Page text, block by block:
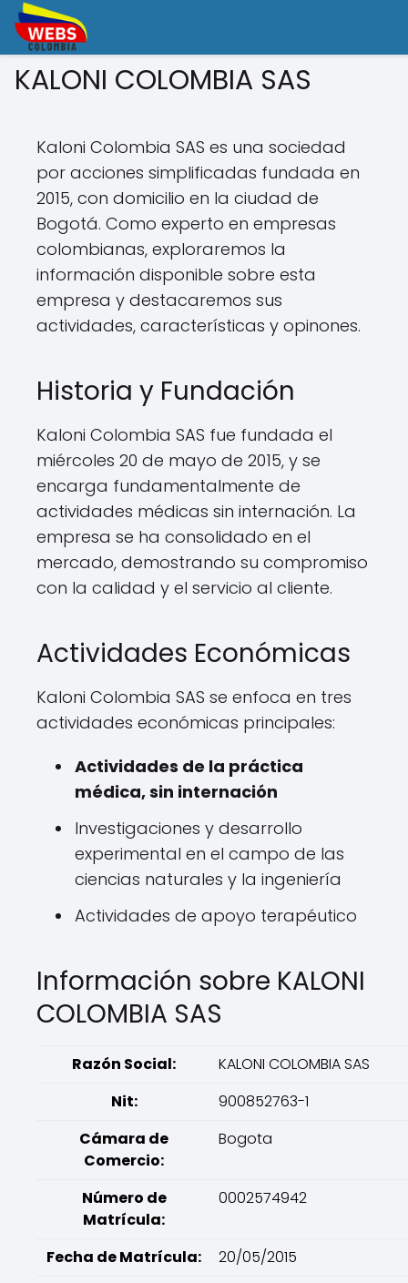
KALONI COLOMBIA SAS
Kaloni Colombia SAS es una sociedad
por acciones simplificadas fundada en
2015, con domicilio en la ciudad de
Bogotá. Como experto en empresas
colombianas, exploraremos la
información disponible sobre esta
empresa y destacaremos sus
actividades, características y opinones.
Historia y Fundación
Kaloni Colombia SAS fue fundada el
miércoles 20 de mayo de 2015, y se
encarga fundamentalmente de
actividades médicas sin internación. La
empresa se ha consolidado en el
mercado, demostrando su compromiso
con la calidad y el servicio al cliente.
Actividades Económicas
Kaloni Colombia SAS se enfoca en tres
actividades económicas principales:
Actividades de la práctica
médica, sin internación
Investigaciones y desarrollo
experimental en el campo de las
ciencias naturales y la ingeniería
Actividades de apoyo terapéutico
Información sobre KALONI
COLOMBIA SAS
Razón Social:
KALONI COLOMBIA SAS
Nit:
900852763-1
Cámara de
Comercio:
Bogota
Número de
Matrícula:
0002574942
Fecha de Matrícula:
20/05/2015